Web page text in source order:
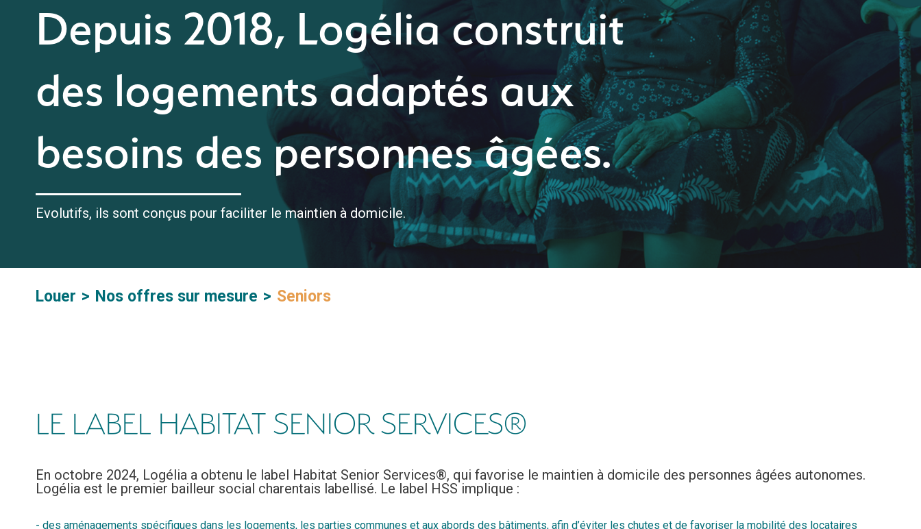
Depuis 2018, Logélia construit
des logements adaptés aux
besoins des personnes âgées.
Evolutifs, ils sont conçus pour faciliter le maintien à domicile.
Louer Nos offres sur mesure Seniors
LE LABEL HABITAT SENIOR SERVICES®
En octobre 2024, Logélia a obtenu le label Habitat Senior Services®, qui favorise le maintien à domicile des personnes âgées autonomes.
Logélia est le premier bailleur social charentais labellisé. Le label HSS implique :
- des aménagements spécifiques dans les logements, les parties communes et aux abords des bâtiments, afin d’éviter les chutes et de favoriser la mobilité des locataires